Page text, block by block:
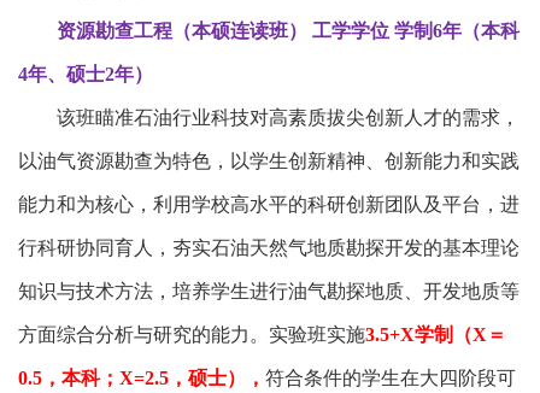
资源勘查工程（本硕连读班） 工学学位 学制6年（本科
4年、硕士2年）
该班瞄准石油行业科技对高素质拔尖创新人才的需求，
以油气资源勘查为特色，以学生创新精神、创新能力和实践
能力和为核心，利用学校高水平的科研创新团队及平台，进
行科研协同育人，夯实石油天然气地质勘探开发的基本理论
知识与技术方法，培养学生进行油气勘探地质、开发地质等
方面综合分析与研究的能力。实验班实施3.5+X学制（X＝
0.5，本科；X=2.5，硕士）， 符合条件的学生在大四阶段可